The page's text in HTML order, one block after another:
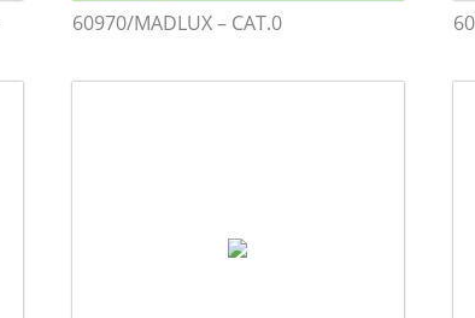
60970/MADLUX – CAT.0